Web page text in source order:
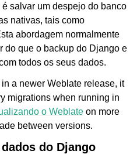
salvar um despejo do banco
nativas, tais como
abordagem normalmente
do que o backup do Django e
todos os seus dados.
a newer Weblate release, it
migrations when running in
o Weblate on more
between versions.
do Django